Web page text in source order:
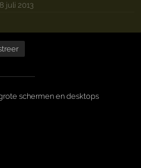
juli 2013
schermen en desktops